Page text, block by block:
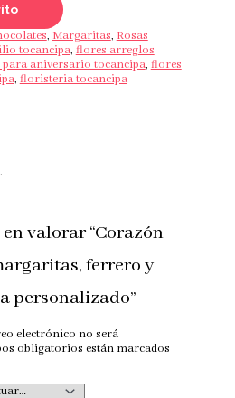
, Margaritas, Rosas
tocancipa, flores arreglos
aniversario tocancipa, flores
, floristeria tocancipa
valorar “Corazón
ferrero y
personalizado”
electrónico no será
obligatorios están marcados